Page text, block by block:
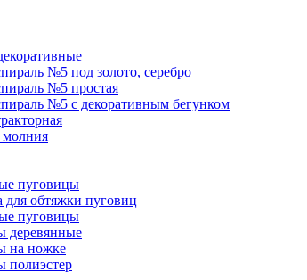
№5 под золото, серебро
№5 простая
№5 с декоративным бегунком
молния
пуговицы
для обтяжки пуговиц
пуговицы
деревянные
на ножке
полиэстер